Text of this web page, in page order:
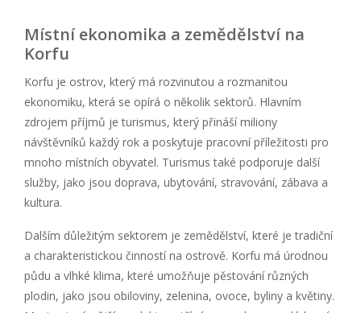
Místní ekonomika a zemědělství na
Korfu
Korfu je ostrov, který má rozvinutou a rozmanitou
ekonomiku, která se opírá o několik sektorů. Hlavním
zdrojem příjmů je turismus, který přináší miliony
návštěvníků každý rok a poskytuje pracovní příležitosti pro
mnoho místních obyvatel. Turismus také podporuje další
služby, jako jsou doprava, ubytování, stravování, zábava a
kultura.
Dalším důležitým sektorem je zemědělství, které je tradiční
a charakteristickou činností na ostrově. Korfu má úrodnou
půdu a vlhké klima, které umožňuje pěstování různých
plodin, jako jsou obiloviny, zelenina, ovoce, byliny a květiny.